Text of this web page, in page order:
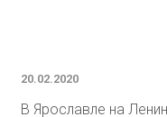
20.02.2020
В Ярославле на